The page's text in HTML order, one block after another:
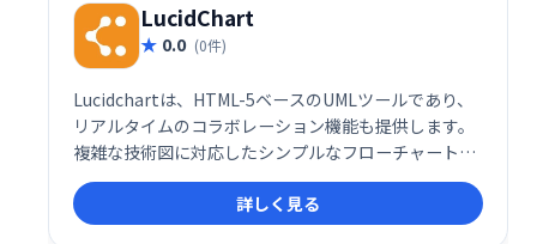
LucidChart
0.0 (0件)
Lucidchartは、HTML-5ベースのUMLツールであり、
リアルタイムのコラボレーション機能も提供します。
複雑な技術図に対応したシンプルなフローチャートを
作成できます。HTML5を搭載したブラウザーで実行さ
れます。このツールでは、サードパーティのツールや
プラグインの更新は必要ありません。
詳しく見る